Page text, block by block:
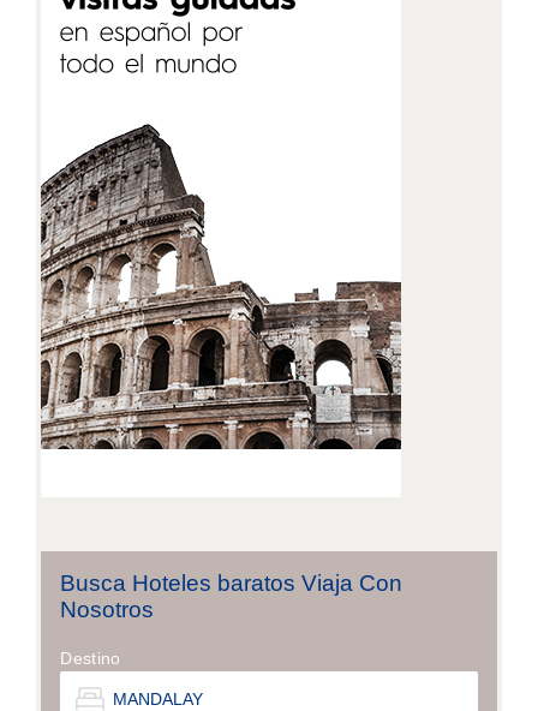
Busca Hoteles baratos Viaja Con
Nosotros
Destino